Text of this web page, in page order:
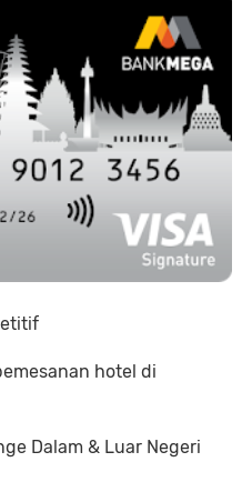
hotel di
Dalam & Luar Negeri